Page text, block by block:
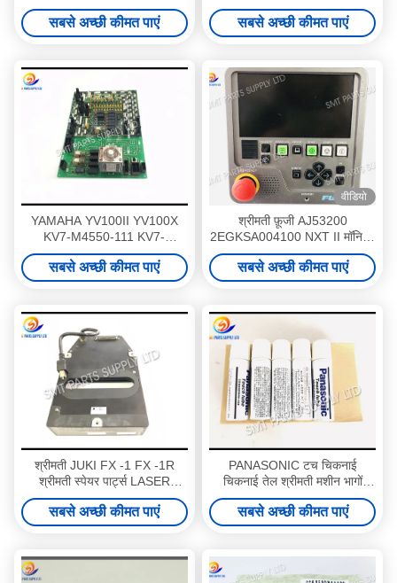
पार्ट्स पैनासोनिक CM202 सिलेंडर
सबसे अच्छी कीमत पाएं
YV100XG 56W Solenoid वाल्व
सबसे अच्छी कीमत पाएं
YAMAHA YV100II YV100X
KV7-M4550-111 KV7-
M4550-112 SMT मशीन पार्ट्स
बोर्ड
सबसे अच्छी कीमत पाएं
वीडियो
श्रीमती फ़ूजी AJ53200
2EGKSA004100 NXT II मॉनिटर
ऑपरेशन बॉक्स मूल नया
सबसे अच्छी कीमत पाएं
श्रीमती JUKI FX -1 FX -1R
श्रीमती स्पेयर पार्ट्स LASER
MNLA E9611729000 मूल नई
तकनीक
सबसे अच्छी कीमत पाएं
PANASONIC टच चिकनाई
चिकनाई तेल श्रीमती मशीन भागों
N990PANA-028 20ML
सबसे अच्छी कीमत पाएं